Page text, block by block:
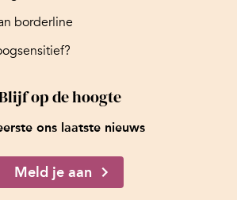
borderline
op de hoogte
ons laatste nieuws
Meld je aan